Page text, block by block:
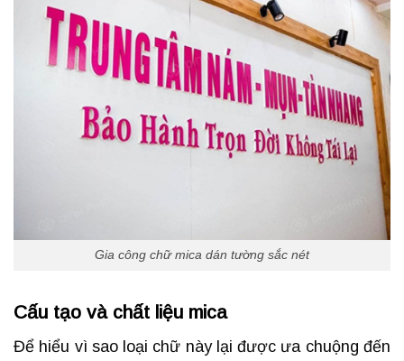
Gia công chữ mica dán tường sắc nét
Cấu tạo và chất liệu mica
Để hiểu vì sao loại chữ này lại được ưa chuộng đến